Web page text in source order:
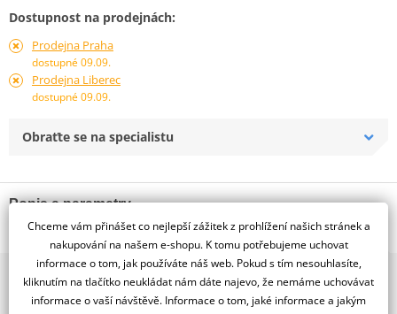
Dostupnost na prodejnách:
Prodejna Praha
dostupné 09.09.
Prodejna Liberec
dostupné 09.09.
Obraťte se na specialistu
Popis a parametry
Jsme autorizovaný
dealer značky WINDEROSA
Těsnění víka zapalování Winderosa.
2x multibrand showroom
9 značek motocyklů, servis, oblečení, doplňky i náhradní
Chceme vám přinášet co nejlepší zážitek z prohlížení našich stránek a
nakupování na našem e-shopu. K tomu potřebujeme uchovat
informace o tom, jak používáte náš web. Pokud s tím nesouhlasíte,
kliknutím na tlačítko neukládat nám dáte najevo, že nemáme uchovávat
informace o vaší návštěvě. Informace o tom, jaké informace a jakým